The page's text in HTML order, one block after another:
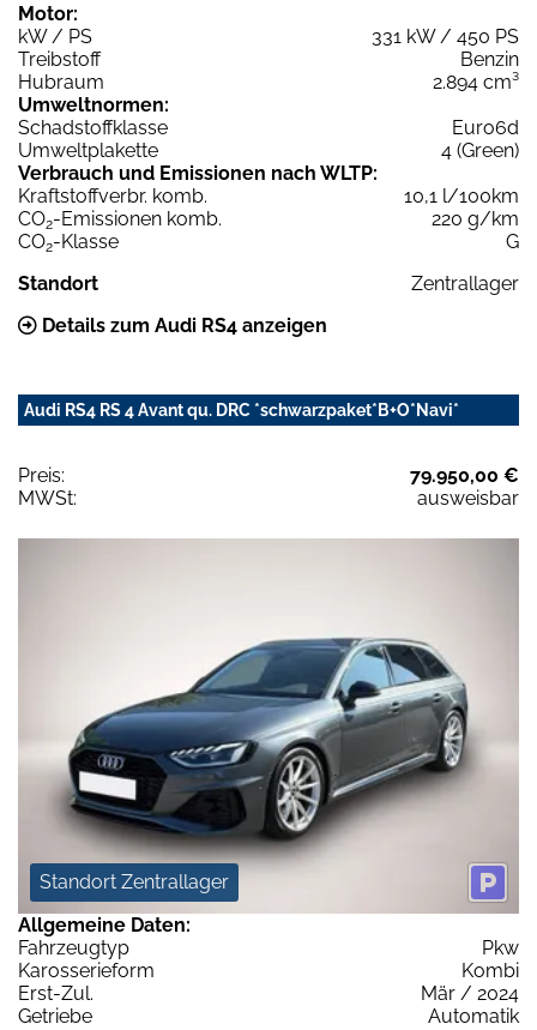
Motor:
kW / PS
331 kW / 450 PS
Treibstoff
Benzin
Hubraum
2.894 cm³
Umweltnormen:
Schadstoffklasse
Euro6d
Umweltplakette
4 (Green)
Verbrauch und Emissionen nach WLTP:
Kraftstoffverbr. komb.
10,1 l/100km
CO2-Emissionen komb.
220 g/km
CO2-Klasse
G
Standort
Zentrallager
Details zum Audi RS4 anzeigen
Audi RS4 RS 4 Avant qu. DRC *schwarzpaket*B+O*Navi*
Preis:
79.950,00 €
MWSt:
ausweisbar
Standort Zentrallager
Allgemeine Daten:
Fahrzeugtyp
Pkw
Karosserieform
Kombi
Erst-Zul.
Mär / 2024
Getriebe
Automatik